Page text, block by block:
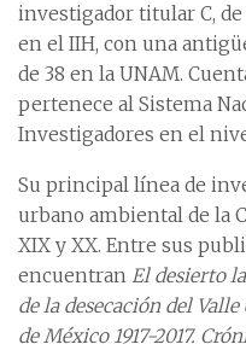
investigador titular C,
en el IIH, con una
de 38 en la UNAM.
pertenece al Sistema
Investigadores en el
Su principal línea de
urbano ambiental de la
XIX y XX. Entre sus
encuentran El desierto
de la desecación del
de México 1917-2017.